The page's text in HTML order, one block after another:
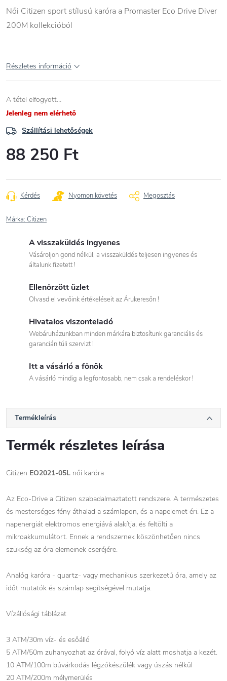
Női Citizen sport stílusú karóra a Promaster Eco Drive Diver
200M kollekcióból
Részletes információ
A tétel elfogyott…
Jelenleg nem elérhető
Szállítási lehetőségek
88 250 Ft
Kérdés Nyomon követés Megosztás
Márka: Citizen
A visszaküldés ingyenes
Vásároljon gond nélkül, a visszaküldés teljesen ingyenes és
általunk fizetett !
Ellenőrzött üzlet
Olvasd el vevőink értékeléseit az Árukeresőn !
Hivatalos viszonteladó
Webáruházunkban minden márkára biztosítunk garanciális és
garancián túli szervizt !
Itt a vásárló a főnök
A vásárló mindig a legfontosabb, nem csak a rendeléskor !
Termékleírás
Termék részletes leírása
Citizen EO2021-05L női karóra
Az Eco-Drive a Citizen szabadalmaztatott rendszere. A természetes
és mesterséges fény áthalad a számlapon, és a napelemet éri. Ez a
napenergiát elektromos energiává alakítja, és feltölti a
mikroakkumulátort. Ennek a rendszernek köszönhetően nincs
szükség az óra elemeinek cseréjére.
Analóg karóra - quartz- vagy mechanikus szerkezetű óra, amely az
időt mutatók és számlap segítségével mutatja.
Vízállósági táblázat
3 ATM/30m víz- és esőálló
5 ATM/50m zuhanyozhat az órával, folyó víz alatt moshatja a kezét.
10 ATM/100m búvárkodás légzőkészülék vagy úszás nélkül
20 ATM/200m mélymerülés